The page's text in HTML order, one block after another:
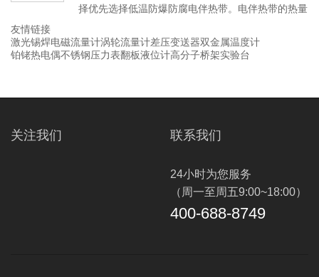
择优先选择低温防爆防腐电伴热带。电伴热带的热量
友情链接
激光锡焊电磁流量计涡轮流量计差压变送器双金属温度计
铂铑热电偶不锈钢压力表翻板液位计高分子桥架实验台
关注我们 联系我们
24小时为您服务
（周一至周五9:00~18:00）
400-688-8749